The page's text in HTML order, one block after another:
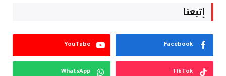
إتبعنا
Facebook
YouTube
TikTok
WhatsApp